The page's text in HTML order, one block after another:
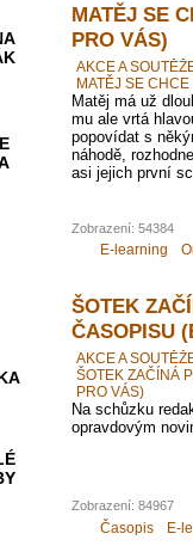
MATĚJ SE
PRO VÁS)
AKCE A
MATĚJ SE
Matěj má už
mu ale vrtá
popovídat s
náhodě,
asi jejich první
Zobrazení: 54384
E-learning
ŠOTEK
ČASOPISU
AKCE A
ŠOTEK ZAČÍNÁ
PRO VÁS)
Na schůzku
opravdovým
Zobrazení: 84967
Časopis E-